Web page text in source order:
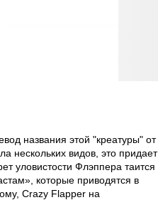
названия этой "креатуры" от
нескольких видов, это придает
уловистости Флэппера таится
которые приводятся в
Crazy Flapper на